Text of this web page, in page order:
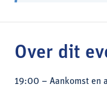
Over dit
19:00 – Aankomst en